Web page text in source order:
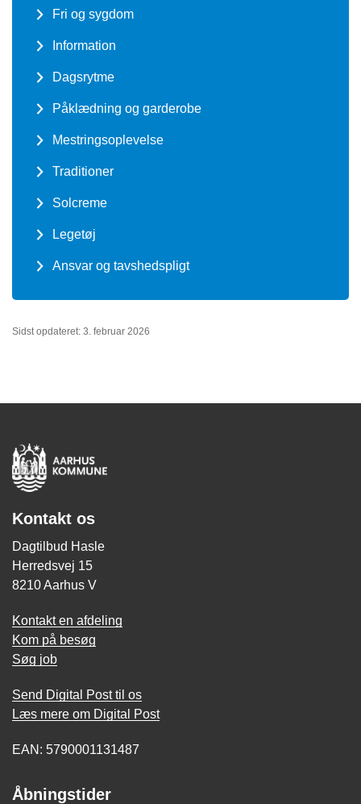
Fri og sygdom
Information
Dagsrytme
Påklædning og garderobe
Mestringsoplevelse
Traditioner
Solcreme
Legetøj
Ansvar og tavshedspligt
Sidst opdateret: 3. februar 2026
Kontakt os
Dagtilbud Hasle
Herredsvej 15
8210 Aarhus V
Kontakt en afdeling
Kom på besøg
Søg job
Send Digital Post til os
Læs mere om Digital Post
EAN: 5790001131487
Åbningstider